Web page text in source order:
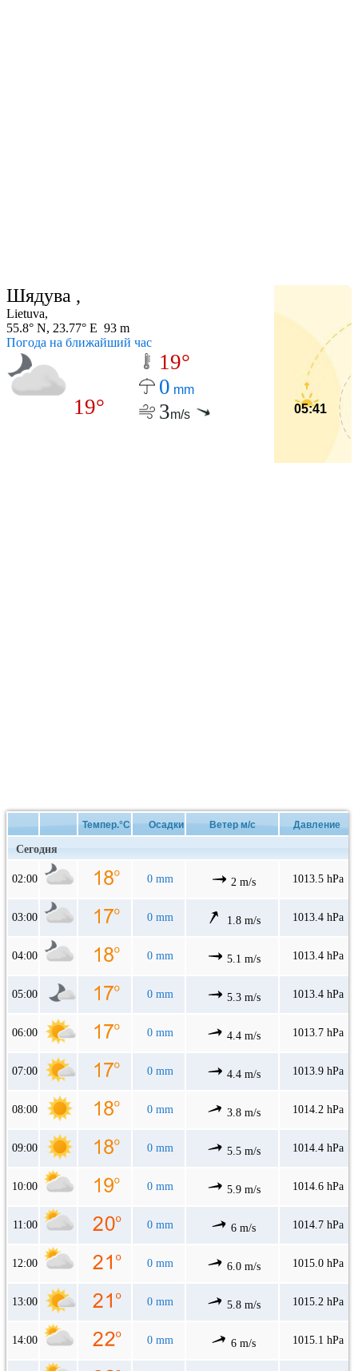
Шядува ,
Lietuva,
55.8° N, 23.77° E 93 m
Погода на ближайший час
19°
19°
0 mm
3m/s 05:41
Темпер.°C Осадки Ветер м/с Давление
Сегодня
02:00 0 mm 2 m/s 1013.5 hPa
03:00 0 mm 1.8 m/s 1013.4 hPa
04:00 0 mm 5.1 m/s 1013.4 hPa
05:00 0 mm 5.3 m/s 1013.4 hPa
06:00 0 mm 4.4 m/s 1013.7 hPa
07:00 0 mm 4.4 m/s 1013.9 hPa
08:00 0 mm 3.8 m/s 1014.2 hPa
09:00 0 mm 5.5 m/s 1014.4 hPa
10:00 0 mm 5.9 m/s 1014.6 hPa
11:00 0 mm 6 m/s 1014.7 hPa
12:00 0 mm 6.0 m/s 1015.0 hPa
13:00 0 mm 5.8 m/s 1015.2 hPa
14:00 0 mm 6 m/s 1015.1 hPa